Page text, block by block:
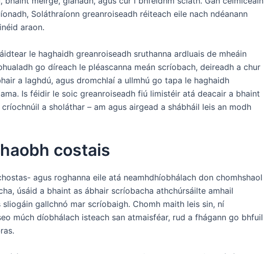
Soláthraíonn greanroiseadh réiteach eile nach ndéanann
araon.
le haghaidh greanroiseadh sruthanna ardluais de mheáin
go díreach le pléascanna meán scríobach, deireadh a chur
a laghdú, agus dromchlaí a ullmhú go tapa le haghaidh
Is féidir le soic greanroiseadh fiú limistéir atá deacair a bhaint
a sholáthar – am agus airgead a shábháil leis an modh
costais
agus roghanna eile atá neamhdhíobhálach don chomhshaol
úsáid a bhaint as ábhair scríobacha athchúrsáilte amhail
gallchnó mar scríobaigh. Chomh maith leis sin, ní
múch díobhálach isteach san atmaisféar, rud a fhágann go bhfuil